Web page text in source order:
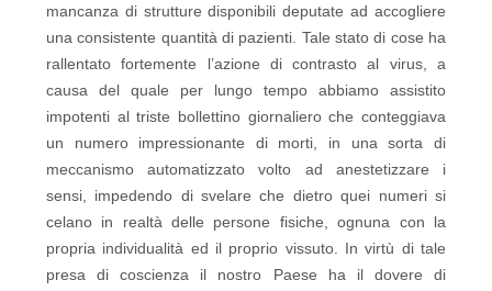
mancanza di strutture disponibili deputate ad accogliere
una consistente quantità di pazienti. Tale stato di cose ha
rallentato fortemente l’azione di contrasto al virus, a
causa del quale per lungo tempo abbiamo assistito
impotenti al triste bollettino giornaliero che conteggiava
un numero impressionante di morti, in una sorta di
meccanismo automatizzato volto ad anestetizzare i
sensi, impedendo di svelare che dietro quei numeri si
celano in realtà delle persone fisiche, ognuna con la
propria individualità ed il proprio vissuto. In virtù di tale
presa di coscienza il nostro Paese ha il dovere di